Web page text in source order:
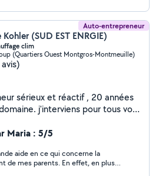
Auto-entrepreneur
(SUD EST ENRGIE)
clim
(Quartiers Ouest Montgros-Montmeuille)
sérieux et réactif , 20 années
j'interviens pour tous vos
systèmes de chauffage
eau,
robinetterie, chaudière, poêle
Maria : 5/5
aide en ce qui concerne la
En effet, en plus